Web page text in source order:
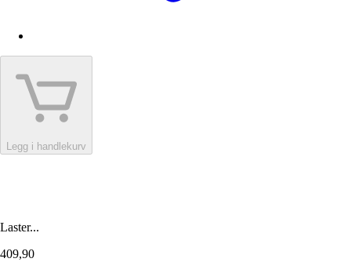
Legg i handlekurv
Laster...
409,90